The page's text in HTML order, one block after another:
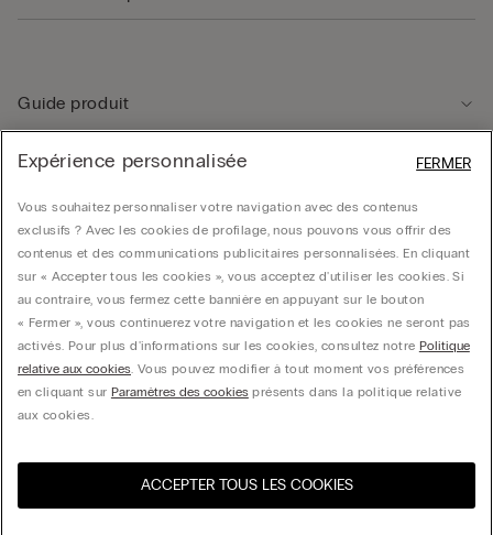
Sélectionnez la taille
Guide produit
Service client
Données légales
Société
CALZEDONIA Finanziaria S.A. Belgium Branch, Avenue Louise 283, box 24, 1050
United States
Expérience personnalisée
Vous souhaitez personnaliser votre navigation avec des contenus
exclusifs ? Avec les cookies de profilage, nous pouvons vous offrir des
contenus et des communications publicitaires personnalisées. En cliquant
sur « Accepter tous les cookies », vous acceptez d'utiliser les cookies. Si
au contraire, vous fermez cette bannière en appuyant sur le bouton
« Fermer », vous continuerez votre navigation et les cookies ne seront pas
activés. Pour plus d'informations sur les cookies, consultez notre Politique
relative aux cookies. Vous pouvez modifier à tout moment vos préférences
en cliquant sur Paramètres des cookiesprésents dans la politique relative
aux cookies.
ACCEPTER TOUS LES COOKIES
FERMER